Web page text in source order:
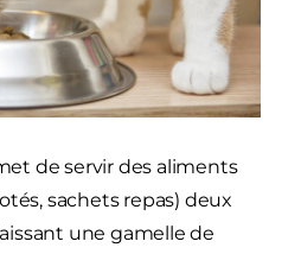
de servir des aliments
sachets repas) deux
une gamelle de